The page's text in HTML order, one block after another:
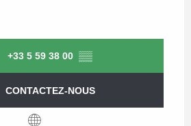
+33 5 59 38 00 ▒▒
CONTACTEZ-NOUS